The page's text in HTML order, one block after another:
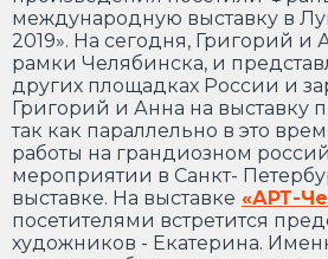
международную выставку в
2019». На сегодня, Григорий и
рамки Челябинска, и
других площадках России и
Григорий и Анна на выставку
так как параллельно в это
работы на грандиозном
мероприятии в Санкт-
выставке. На выставке «АРТ-
посетителями встретится
художников - Екатерина.